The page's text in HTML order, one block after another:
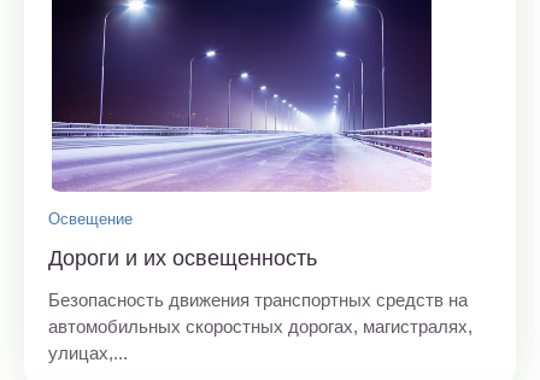
Освещение
Дороги и их освещенность
Безопасность движения транспортных средств на
автомобильных скоростных дорогах, магистралях,
улицах,...